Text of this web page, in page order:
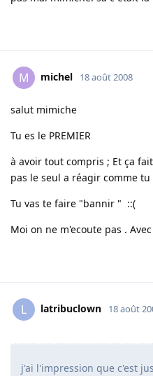
M michel 18 août 2008
salut mimiche
Tu es le PREMIER
à avoir tout compris ; Et ça
pas le seul a réagir comme tu
Tu vas te faire "bannir " ::(
Moi on ne m'ecoute pas . Avec
L latribuclown 18 août
j'ai l'impression que c'est